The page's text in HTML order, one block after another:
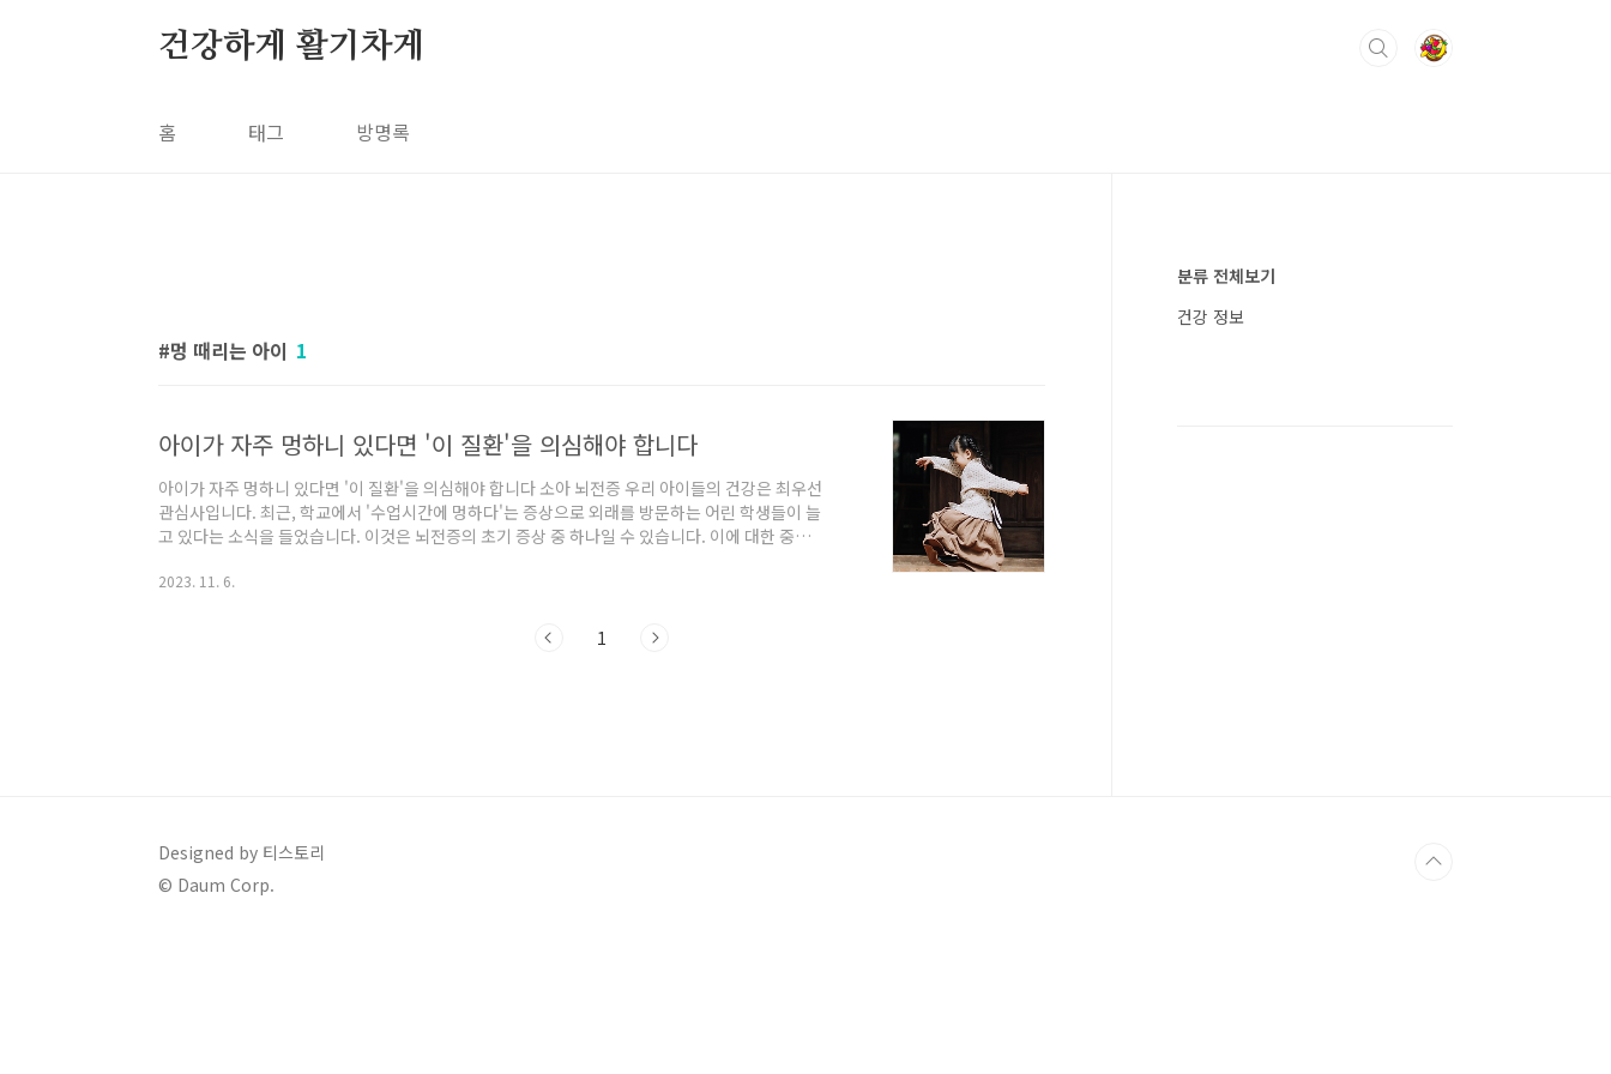
건강하게 활기차게
홈 태그 방명록
멍 때리는 아이 1
아이가 자주 멍하니 있다면 '이 질환'을 의심해야 합니다
아이가 자주 멍하니 있다면 '이 질환'을 의심해야 합니다 소아 뇌전증 우리 아이들의 건강은 최우선
관심사입니다. 최근, 학교에서 '수업시간에 멍하다'는 증상으로 외래를 방문하는 어린 학생들이 늘
고 있다는 소식을 들었습니다. 이것은 뇌전증의 초기 증상 중 하나일 수 있습니다. 이에 대한 중요
나는 돌발적이고 일시적인 기능 이상을 나타내는 것입니다. 이때 흔히 생각하는 떨거지거나 근육
주의가 필요한 증상 소발작은 발작 증상이 작게 나타나기 때문에 그렇게 명명되었지만, 뇌파 이상
2023. 11. 6.
1
분류 전체보기
건강 정보
Designed by 티스토리
© Daum Corp.